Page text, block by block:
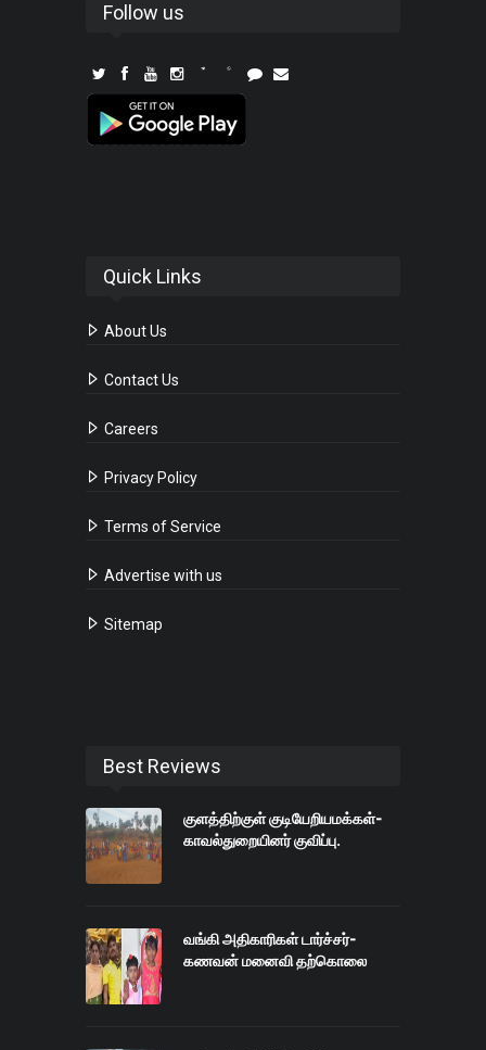
Follow us
Quick Links
About Us
Contact Us
Careers
Privacy Policy
Terms of Service
Advertise with us
Sitemap
Best Reviews
குளத்திற்குள் குடியேறியமக்கள்-
காவல்துறையினர் குவிப்பு.
வங்கி அதிகாரிகள் டார்ச்சர்-
கணவன் மனைவி தற்கொலை